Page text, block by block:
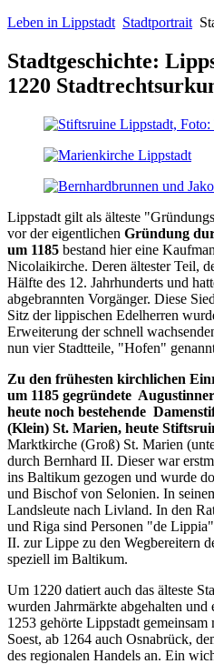
Leben in Lippstadt Stadtportrait
Stadtgeschichte:
1220
Lippstadt gilt als älteste
vor der eigentlichen Gründung
um 1185 bestand hier eine
Nicolaikirche. Deren ältester Teil,
Hälfte des 12. Jahrhunderts und
abgebrannten Vorgänger. Diese
Sitz der lippischen Edelherren
Erweiterung der schnell
nun vier Stadtteile, "Hofen"
Zu den frühesten kirchlichen
um 1185 gegründete
heute noch bestehende
(Klein) St. Marien, heute
Marktkirche (Groß) St. Marien
durch Bernhard II. Dieser war
ins Baltikum gezogen und wurde
und Bischof von Selonien. In
Landsleute nach Livland. In den
und Riga sind Personen "de
II. zur Lippe zu den Wegbereitern
speziell im Baltikum.
Um 1220 datiert auch das älteste
wurden Jahrmärkte abgehalten
1253 gehörte Lippstadt
Soest, ab 1264 auch Osnabrück,
des regionalen Handels an. Ein